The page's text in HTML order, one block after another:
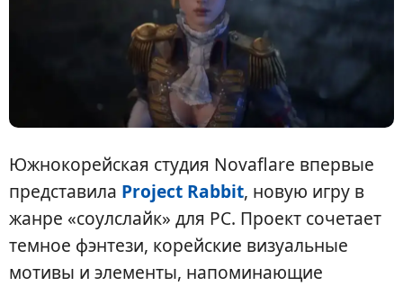
Южнокорейская студия Novaflare впервые
представила Project Rabbit, новую игру в
жанре «соулслайк» для PC. Проект сочетает
темное фэнтези, корейские визуальные
мотивы и элементы, напоминающие